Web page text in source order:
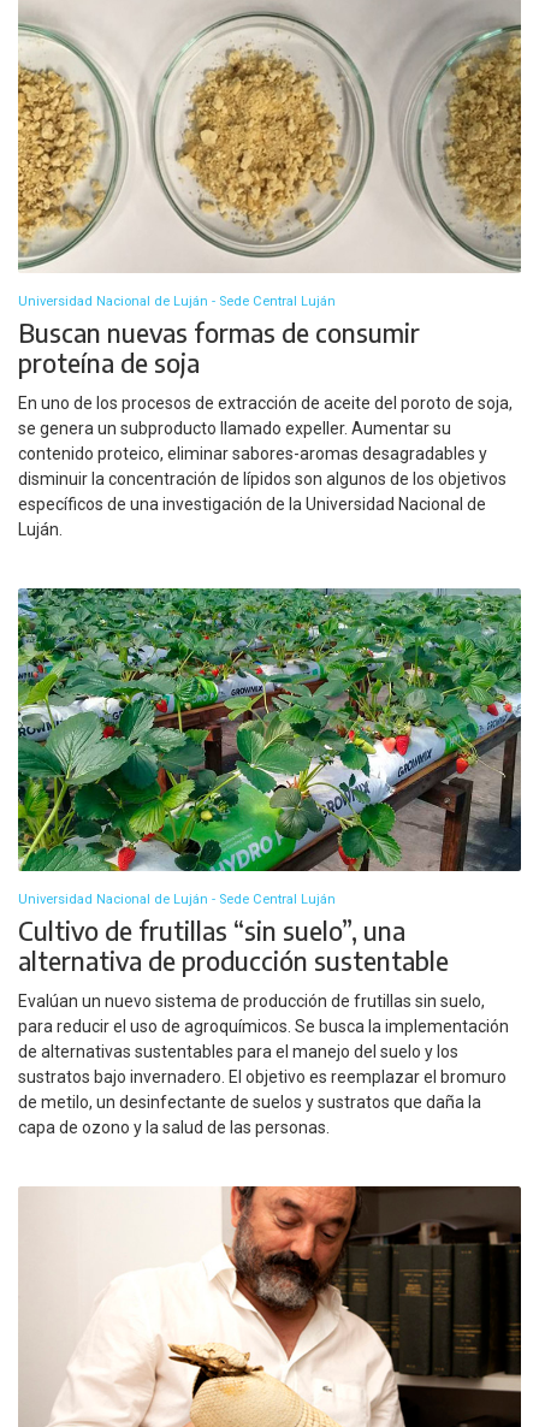
Universidad Nacional de Luján - Sede Central Luján
Buscan nuevas formas de consumir
proteína de soja
En uno de los procesos de extracción de aceite del poroto de soja,
se genera un subproducto llamado expeller. Aumentar su
contenido proteico, eliminar sabores-aromas desagradables y
disminuir la concentración de lípidos son algunos de los objetivos
específicos de una investigación de la Universidad Nacional de
Luján.
Universidad Nacional de Luján - Sede Central Luján
Cultivo de frutillas “sin suelo”, una
alternativa de producción sustentable
Evalúan un nuevo sistema de producción de frutillas sin suelo,
para reducir el uso de agroquímicos. Se busca la implementación
de alternativas sustentables para el manejo del suelo y los
sustratos bajo invernadero. El objetivo es reemplazar el bromuro
de metilo, un desinfectante de suelos y sustratos que daña la
capa de ozono y la salud de las personas.